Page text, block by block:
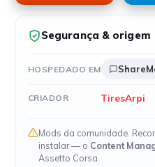
Segurança & origem
HOSPEDADO EM
CRIADOR TiresArpi
Mods da comunidade.
instalar — o Content
Assetto Corsa.